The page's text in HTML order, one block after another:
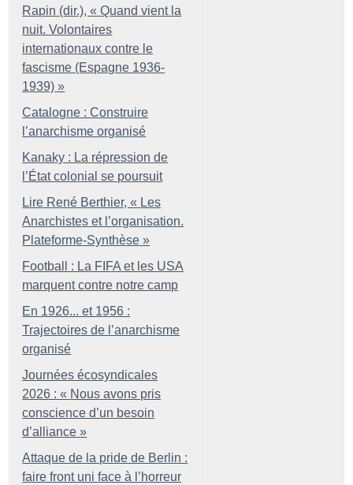
Rapin (dir.), « Quand vient la
nuit. Volontaires
internationaux contre le
fascisme (Espagne 1936-
1939) »
Catalogne : Construire
l’anarchisme organisé
Kanaky : La répression de
l’État colonial se poursuit
Lire René Berthier, « Les
Anarchistes et l’organisation.
Plateforme-Synthèse »
Football : La FIFA et les USA
marquent contre notre camp
En 1926... et 1956 :
Trajectoires de l’anarchisme
organisé
Journées écosyndicales
2026 : « Nous avons pris
conscience d’un besoin
d’alliance »
Attaque de la pride de Berlin :
faire front uni face à l’horreur